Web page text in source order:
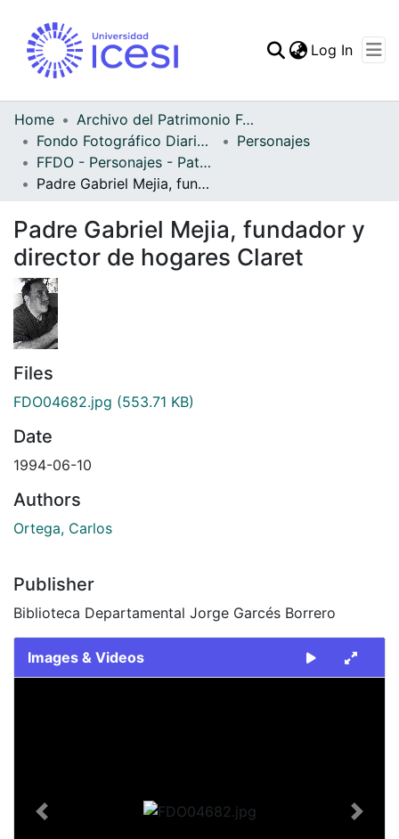
Statistics
Log In
Home
Archivo del Patrimonio Fotográfico y Fílmico del Valle del Cauca
Fondo Fotográfico Diario Occidente
Personajes
FFDO - Personajes - Patrimonial
Padre Gabriel Mejia, fundador y director de hogares Claret
Padre Gabriel Mejia, fundador y
director de hogares Claret
Files
FDO04682.jpg (553.71 KB)
Date
1994-06-10
Authors
Ortega, Carlos
Publisher
Biblioteca Departamental Jorge Garcés Borrero
Images & Videos
Previous Next